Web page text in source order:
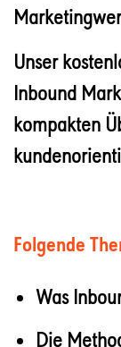
Unser
Inbound
kompakten
Folgende
Was
Die